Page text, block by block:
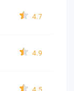
4.7
4.9
4.5